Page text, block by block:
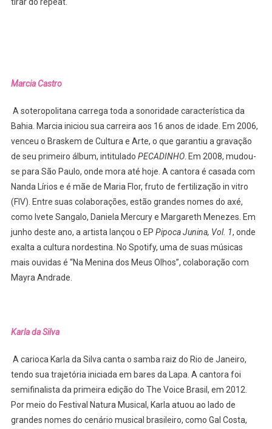
Marcia Castro
A soteropolitana carrega toda a sonoridade característica da
Bahia. Marcia iniciou sua carreira aos 16 anos de idade. Em 2006,
venceu o Braskem de Cultura e Arte, o que garantiu a gravação
de seu primeiro álbum, intitulado PECADINHO. Em 2008, mudou-
se para São Paulo, onde mora até hoje. A cantora é casada com
Nanda Lírios e é mãe de Maria Flor, fruto de fertilização in vitro
(FIV). Entre suas colaborações, estão grandes nomes do axé,
como Ivete Sangalo, Daniela Mercury e Margareth Menezes. Em
junho deste ano, a artista lançou o EP Pipoca Junina, Vol. 1, onde
exalta a cultura nordestina. No Spotify, uma de suas músicas
mais ouvidas é “Na Menina dos Meus Olhos”, colaboração com
Mayra Andrade.
Karla da Silva
A carioca Karla da Silva canta o samba raiz do Rio de Janeiro,
tendo sua trajetória iniciada em bares da Lapa. A cantora foi
semifinalista da primeira edição do The Voice Brasil, em 2012.
Por meio do Festival Natura Musical, Karla atuou ao lado de
grandes nomes do cenário musical brasileiro, como Gal Costa,